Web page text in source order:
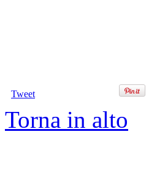
Tweet
Torna in alto